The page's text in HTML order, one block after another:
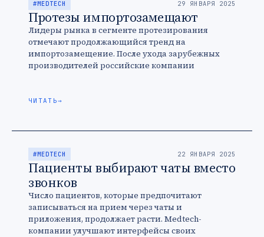
#MEDTECH 29 ЯНВАРЯ 2025
Протезы импортозамещают
Лидеры рынка в сегменте протезирования
отмечают продолжающийся тренд на
импортозамещение. После ухода зарубежных
производителей российские компании
ЧИТАТЬ→
#MEDTECH 22 ЯНВАРЯ 2025
Пациенты выбирают чаты вместо
звонков
Число пациентов, которые предпочитают
записываться на прием через чаты и
приложения, продолжает расти. Medtech-
компании улучшают интерфейсы своих